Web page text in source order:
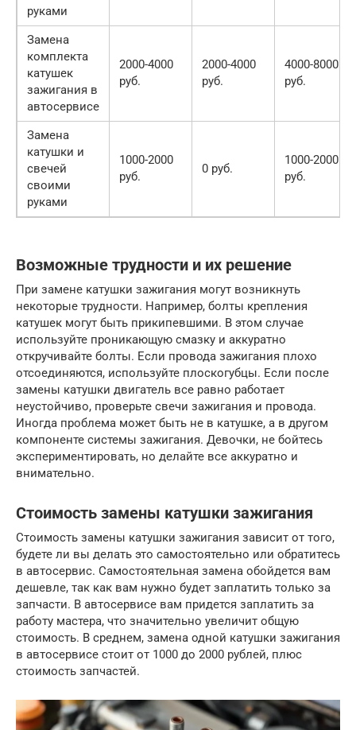
руками
Замена
комплекта
катушек
зажигания в
автосервисе
2000-4000
руб.
2000-4000
руб.
4000-8000
руб.
Замена
катушки и
свечей
своими
руками
1000-2000
руб.
0 руб.
1000-2000
руб.
Возможные трудности и их решение
При замене катушки зажигания могут возникнуть
некоторые трудности. Например, болты крепления
катушек могут быть прикипевшими. В этом случае
используйте проникающую смазку и аккуратно
откручивайте болты. Если провода зажигания плохо
отсоединяются, используйте плоскогубцы. Если после
замены катушки двигатель все равно работает
неустойчиво, проверьте свечи зажигания и провода.
Иногда проблема может быть не в катушке, а в другом
компоненте системы зажигания. Девочки, не бойтесь
экспериментировать, но делайте все аккуратно и
внимательно.
Стоимость замены катушки зажигания
Стоимость замены катушки зажигания зависит от того,
будете ли вы делать это самостоятельно или обратитесь
в автосервис. Самостоятельная замена обойдется вам
дешевле, так как вам нужно будет заплатить только за
запчасти. В автосервисе вам придется заплатить за
работу мастера, что значительно увеличит общую
стоимость. В среднем, замена одной катушки зажигания
в автосервисе стоит от 1000 до 2000 рублей, плюс
стоимость запчастей.